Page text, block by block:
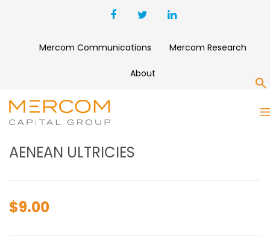
Mercom Communications Mercom Research
About
AENEAN ULTRICIES
AENEAN ULTRICIES
$9.00